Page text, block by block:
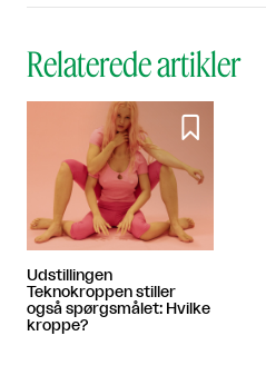
Relaterede artikler

Udstillingen
Teknokroppen stiller
også spørgsmålet: Hvilke
kroppe?